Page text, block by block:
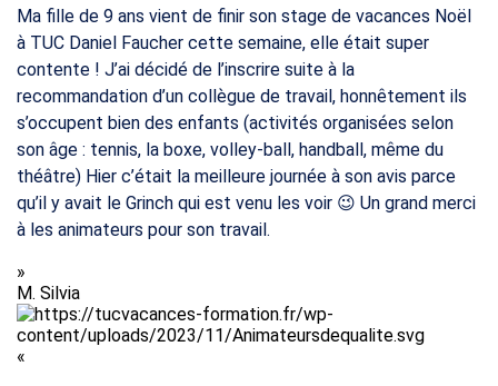
Ma fille de 9 ans vient de finir son stage de vacances Noël
à TUC Daniel Faucher cette semaine, elle était super
contente ! J’ai décidé de l’inscrire suite à la
recommandation d’un collègue de travail, honnêtement ils
s’occupent bien des enfants (activités organisées selon
son âge : tennis, la boxe, volley-ball, handball, même du
théâtre) Hier c’était la meilleure journée à son avis parce
qu’il y avait le Grinch qui est venu les voir 😉 Un grand merci
à les animateurs pour son travail.
»
M. Silvia
«